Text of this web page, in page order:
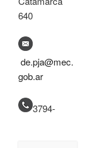
640
de.pja@mec.
gob.ar
3794-